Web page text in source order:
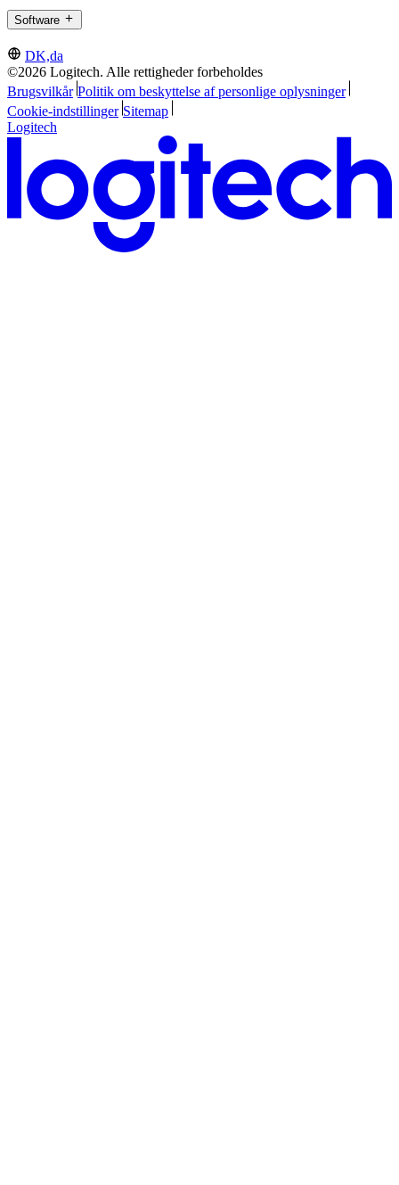
Software
DK,da
©2026 Logitech. Alle rettigheder forbeholdes
Brugsvilkår Politik om beskyttelse af personlige oplysninger
Cookie-indstillinger Sitemap
Logitech